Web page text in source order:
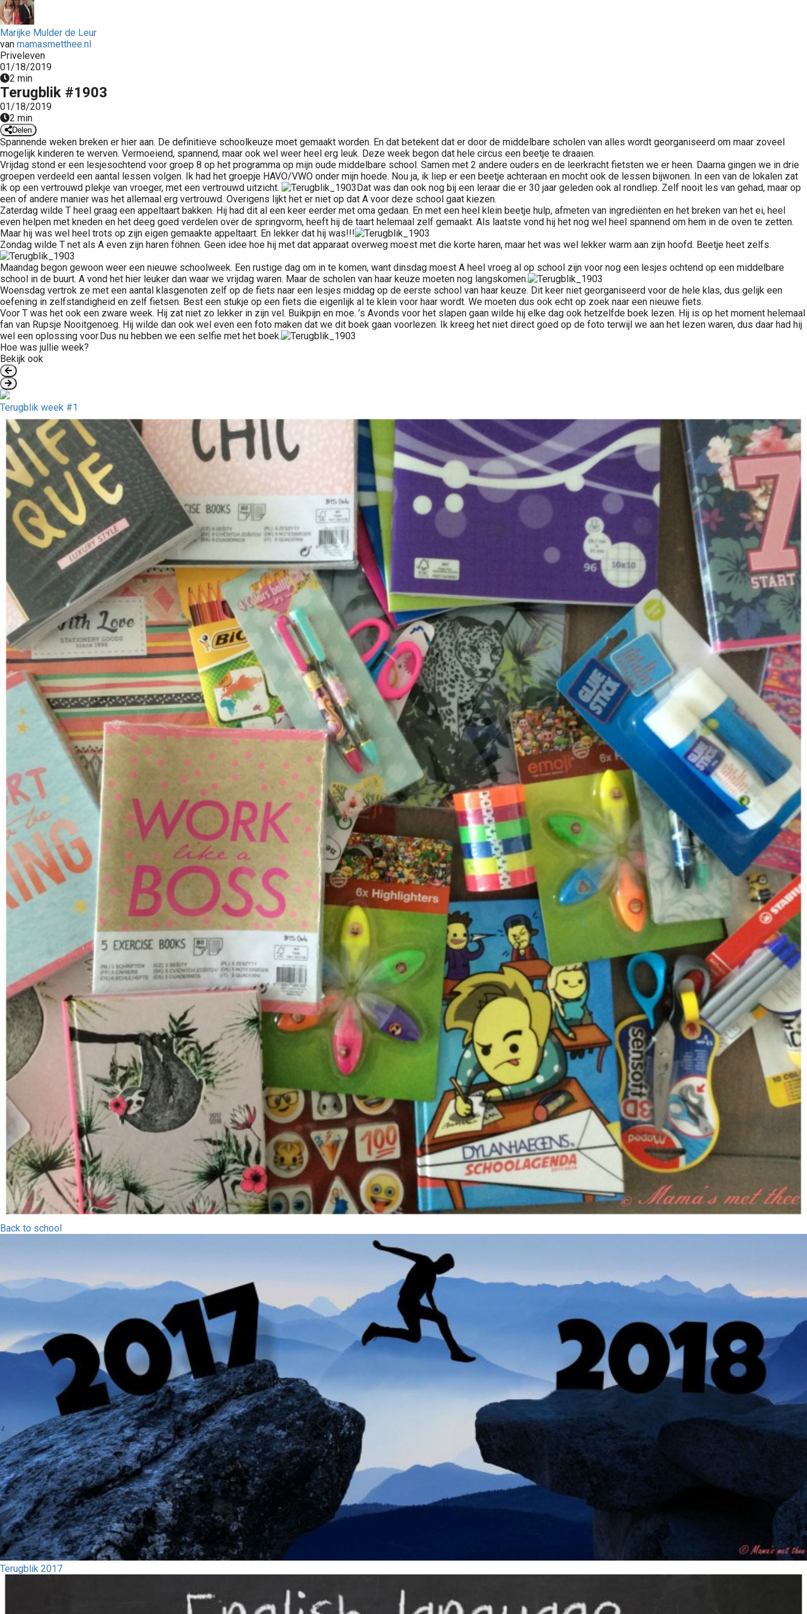
Marijke Mulder de Leur
van mamasmetthee.nl
Priveleven
01/18/2019
2 min
Terugblik #1903
01/18/2019
2 min
Delen
Spannende weken breken er hier aan. De definitieve schoolkeuze moet gemaakt worden. En dat betekent dat er door de middelbare scholen van alles wordt georganiseerd om maar zoveel
mogelijk kinderen te werven. Vermoeiend, spannend, maar ook wel weer heel erg leuk. Deze week begon dat hele circus een beetje te draaien.
Vrijdag stond er een lesjesochtend voor groep 8 op het programma op mijn oude middelbare school. Samen met 2 andere ouders en de leerkracht fietsten we er heen. Daarna gingen we in drie
groepen verdeeld een aantal lessen volgen. Ik had het groepje HAVO/VWO onder mijn hoede. Nou ja, ik liep er een beetje achteraan en mocht ook de lessen bijwonen. In een van de lokalen zat
ik op een vertrouwd plekje van vroeger, met een vertrouwd uitzicht.
Dat was dan ook nog bij een leraar die er 30 jaar geleden ook al rondliep. Zelf nooit les van gehad, maar op
een of andere manier was het allemaal erg vertrouwd. Overigens lijkt het er niet op dat A voor deze school gaat kiezen.
Zaterdag wilde T heel graag een appeltaart bakken. Hij had dit al een keer eerder met oma gedaan. En met een heel klein beetje hulp, afmeten van ingrediënten en het breken van het ei, heel
even helpen met kneden en het deeg goed verdelen over de springvorm, heeft hij de taart helemaal zelf gemaakt. Als laatste vond hij het nog wel heel spannend om hem in de oven te zetten.
Maar hij was wel heel trots op zijn eigen gemaakte appeltaart. En lekker dat hij was!!!
Zondag wilde T net als A even zijn haren föhnen. Geen idee hoe hij met dat apparaat overweg moest met die korte haren, maar het was wel lekker warm aan zijn hoofd. Beetje heet zelfs.
Maandag begon gewoon weer een nieuwe schoolweek. Een rustige dag om in te komen, want dinsdag moest A heel vroeg al op school zijn voor nog een lesjes ochtend op een middelbare
school in de buurt. A vond het hier leuker dan waar we vrijdag waren. Maar de scholen van haar keuze moeten nog langskomen.
Woensdag vertrok ze met een aantal klasgenoten zelf op de fiets naar een lesjes middag op de eerste school van haar keuze. Dit keer niet georganiseerd voor de hele klas, dus gelijk een
oefening in zelfstandigheid en zelf fietsen. Best een stukje op een fiets die eigenlijk al te klein voor haar wordt. We moeten dus ook echt op zoek naar een nieuwe fiets.
Voor T was het ook een zware week. Hij zat niet zo lekker in zijn vel. Buikpijn en moe. ’s Avonds voor het slapen gaan wilde hij elke dag ook hetzelfde boek lezen. Hij is op het moment helemaal
fan van Rupsje Nooitgenoeg. Hij wilde dan ook wel even een foto maken dat we dit boek gaan voorlezen. Ik kreeg het niet direct goed op de foto terwijl we aan het lezen waren, dus daar had hij
wel een oplossing voor.Dus nu hebben we een selfie met het boek.
Hoe was jullie week?
Bekijk ook
Terugblik week #1
Back to school
Terugblik 2017